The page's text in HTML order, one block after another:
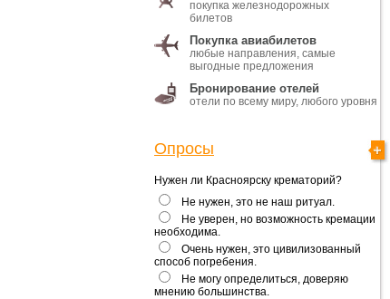
покупка железнодорожных
билетов
Покупка авиабилетов
любые направления, самые
выгодные предложения
Бронирование отелей
отели по всему миру, любого уровня
Опросы
Нужен ли Красноярску крематорий?
Не нужен, это не наш ритуал.
Не уверен, но возможность кремации
необходима.
Очень нужен, это цивилизованный
способ погребения.
Не могу определиться, доверяю
мнению большинства.